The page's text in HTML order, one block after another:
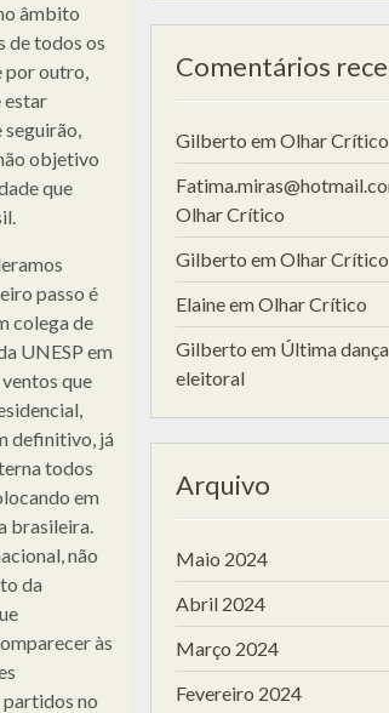
âmbito
de todos os
por outro,
estar
seguirão,
objetivo
que
passo é
colega de
UNESP em
que
definitivo, já
todos
em
brasileira.
não
da
às
no
Comentários
Gilberto emOlhar Crítico
Olhar Crítico
Gilberto emOlhar Crítico
ElaineemOlhar Crítico
Gilberto em Última dança
eleitoral
Arquivo
Maio 2024
Abril 2024
Março 2024
Fevereiro 2024